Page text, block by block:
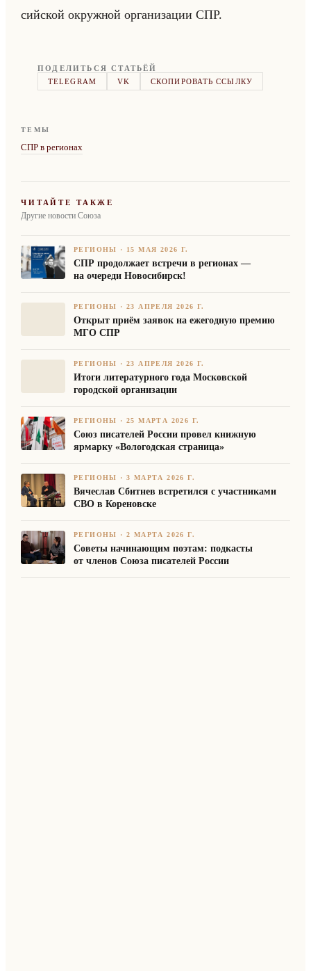
сийской окруж­ной ор­га­ни­за­ции СПР.
ПОДЕЛИТЬСЯ СТАТЬЁЙ
TELEGRAM
VK СКОПИРОВАТЬ ССЫЛКУ
ТЕМЫ
СПР в регионах
ЧИТАЙТЕ ТАКЖЕ
Другие новости Союза
РЕГИОНЫ · 15 МАЯ 2026 Г.
СПР продолжает встречи в регионах —
на очереди Новосибирск!
РЕГИОНЫ ·23 АПРЕЛЯ 2026 Г.
Открыт приём заявок на ежегодную премию
МГО СПР
РЕГИОНЫ ·23 АПРЕЛЯ 2026 Г.
Итоги литературного года Московской
городской организации
РЕГИОНЫ ·25 МАРТА 2026 Г.
Союз писателей России провел книжную
ярмарку «Вологодская страница»
РЕГИОНЫ ·3 МАРТА 2026 Г.
Вячеслав Сбитнев встретился с участниками
СВО в Кореновске
РЕГИОНЫ ·2 МАРТА 2026 Г.
Советы начинающим поэтам: подкасты
от членов Союза писателей России